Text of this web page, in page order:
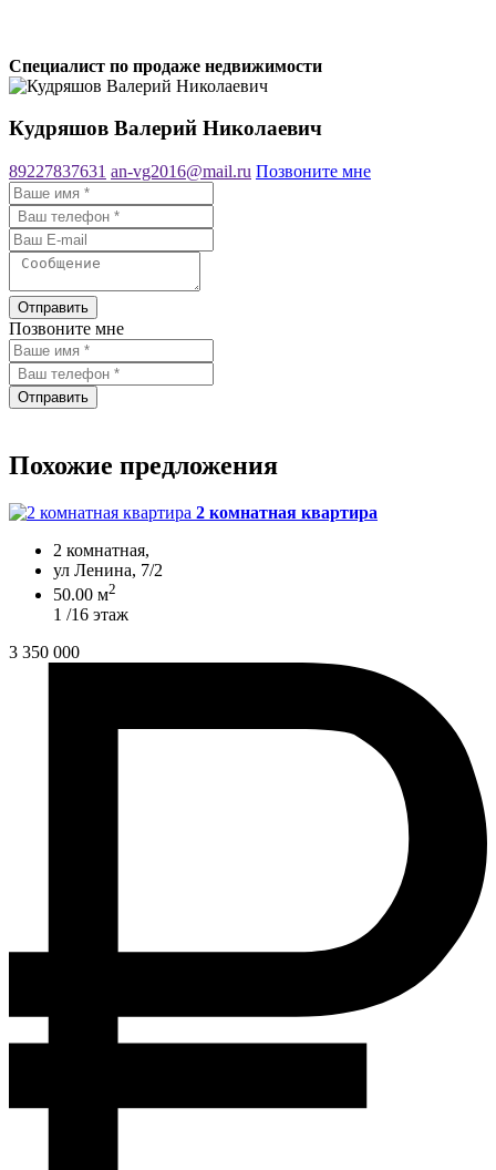
Специалист по продаже недвижимости
Кудряшов Валерий Николаевич
89227837631 an-vg2016@mail.ru Позвоните мне
Отправить
Позвоните мне
Отправить
Похожие предложения
2 комнатная квартира
2 комнатная,
ул Ленина, 7/2
50.00 м2
1 /16 этаж
3 350 000